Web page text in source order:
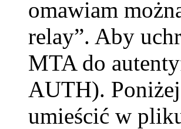
omawiam
relay”. Aby
MTA do
AUTH).
umieścić w